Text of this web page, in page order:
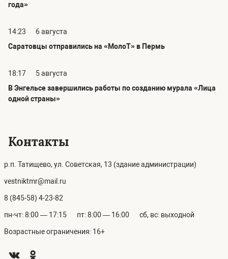
года»
14:23
6 августа
Саратовцы отправились на «МолоТ» в Пермь
18:17
5 августа
В Энгельсе завершились работы по созданию мурала «Лица
одной страны»
Контакты
р.п. Татищево, ул. Советская, 13 (здание администрации)
vestniktmr@mail.ru
8 (845-58) 4-23-82
пн-чт: 8:00 — 17:15 пт: 8:00 — 16:00 сб, вс: выходной
Возрастные ограничения: 16+